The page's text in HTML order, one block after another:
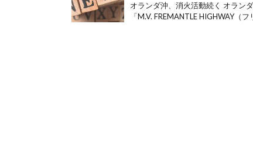
オランダ沖、消火活動続く オラン
「M.V. FREMANTLE HIGHWAY（フ